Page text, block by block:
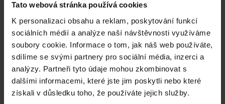
Tato webová stránka používá cookies
K personalizaci obsahu a reklam, poskytování funkcí
sociálních médií a analýze naší návštěvnosti využíváme
soubory cookie. Informace o tom, jak náš web používáte,
sdílíme se svými partnery pro sociální média, inzerci a
analýzy. Partneři tyto údaje mohou zkombinovat s
dalšími informacemi, které jste jim poskytli nebo které
získali v důsledku toho, že používáte jejich služby.
Cena/ks: 1 690 CZK
Sklad: 1 ks
Dodání: ihned